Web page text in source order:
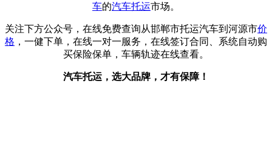
车的汽车托运市场。
关注下方公众号，在线免费查询从邯郸市托运汽车到河源市价
格 ，一健下单，在线一对一服务，在线签订合同、系统自动购
买保险保单，车辆轨迹在线查看。
汽车托运，选大品牌，才有保障！